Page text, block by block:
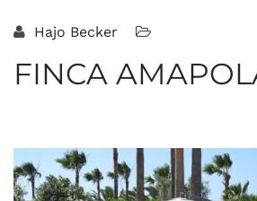
Hajo Becker
FINCA